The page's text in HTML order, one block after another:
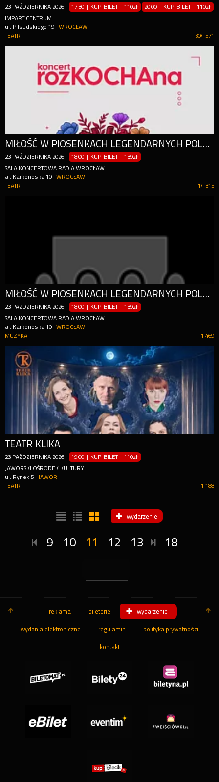
23 PAŹDZIERNIKA 2026 - 17:30 | KUP-BILET |110zł 20:00 | KUP-BILET |110zł
IMPART CENTRUM
ul. Piłsudskiego 19
WROCŁAW
304 571
TEATR
MIŁOŚĆ W PIOSENKACH LEGENDARNYCH POLSKICH WOKALISTÓW
23 PAŹDZIERNIKA 2026 - 18:00 | KUP-BILET |139zł
SALA KONCERTOWA RADIA WROCŁAW
al. Karkonoska 10
WROCŁAW
14 315
TEATR
MIŁOŚĆ W PIOSENKACH LEGENDARNYCH POLSKICH WOKALISTÓW
23 PAŹDZIERNIKA 2026 - 18:00 | KUP-BILET |139zł
SALA KONCERTOWA RADIA WROCŁAW
al. Karkonoska 10
WROCŁAW
1 469
MUZYKA
TEATR KLIKA
23 PAŹDZIERNIKA 2026 - 19:00 | KUP-BILET |110zł
JAWORSKI OŚRODEK KULTURY
ul. Rynek 5
JAWOR
1 188
TEATR
wydarzenie
9 10 11 12 13 18
reklama bileterie wydarzenie
wydania elektroniczne regulamin polityka prywatności
kontakt